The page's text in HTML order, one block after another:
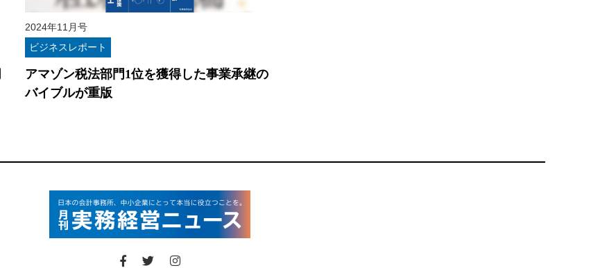
2024年11月号
ビジネスレポート
アマゾン税法部門1位を獲得した事業承継の
バイブルが重版